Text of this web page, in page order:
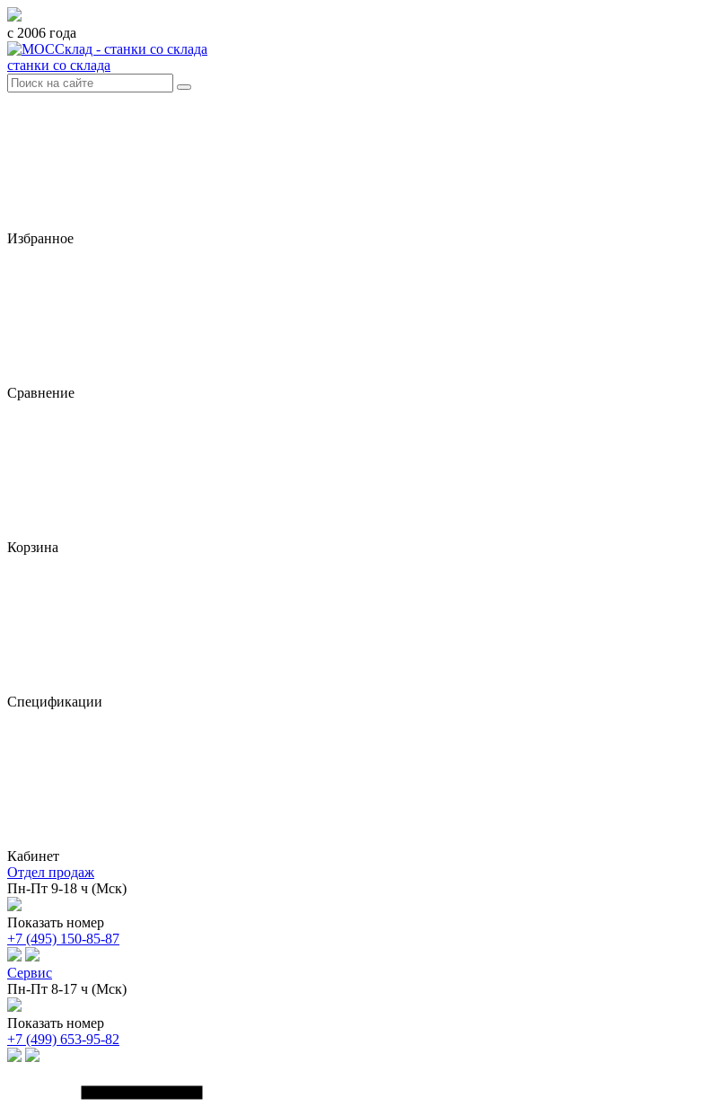
с 2006 года
станки со склада
Избранное
Сравнение
Корзина
Спецификации
Кабинет
Отдел продаж
Пн-Пт 9-18 ч (Мск)
Показать номер
+7 (495) 150-85-87
Сервис
Пн-Пт 8-17 ч (Мск)
Показать номер
+7 (499) 653-95-82